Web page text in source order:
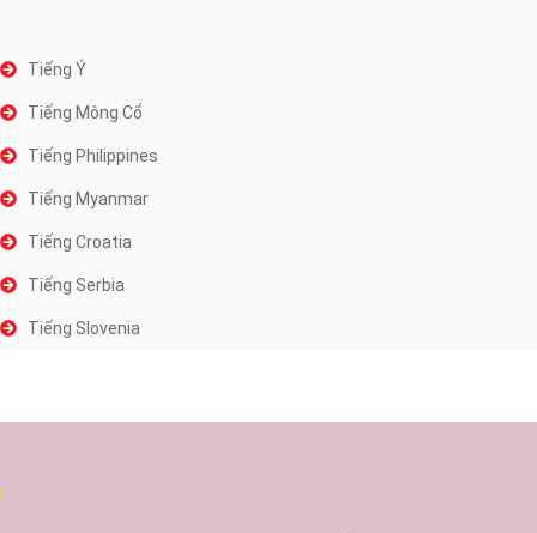
Tiếng Ý
Tiếng Mông Cổ
Tiếng Philippines
Tiếng Myanmar
Tiếng Croatia
Tiếng Serbia
Tiếng Slovenia